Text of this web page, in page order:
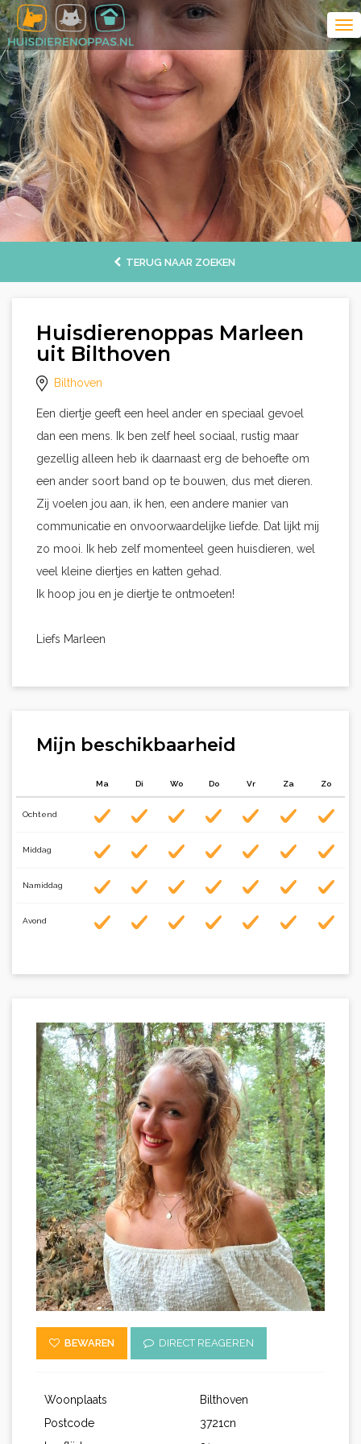
TERUG NAAR ZOEKEN
Huisdierenoppas Marleen
uit Bilthoven
Bilthoven
Een diertje geeft een heel ander en speciaal gevoel
dan een mens. Ik ben zelf heel sociaal, rustig maar
gezellig alleen heb ik daarnaast erg de behoefte om
een ander soort band op te bouwen, dus met dieren.
Zij voelen jou aan, ik hen, een andere manier van
communicatie en onvoorwaardelijke liefde. Dat lijkt mij
zo mooi. Ik heb zelf momenteel geen huisdieren, wel
veel kleine diertjes en katten gehad.
Ik hoop jou en je diertje te ontmoeten!
Liefs Marleen
Mijn beschikbaarheid
Ma Di Wo Do Vr Za Zo
Ochtend
Middag
Namiddag
Avond
BEWAREN DIRECT REAGEREN
Woonplaats
Bilthoven
Postcode
3721cn